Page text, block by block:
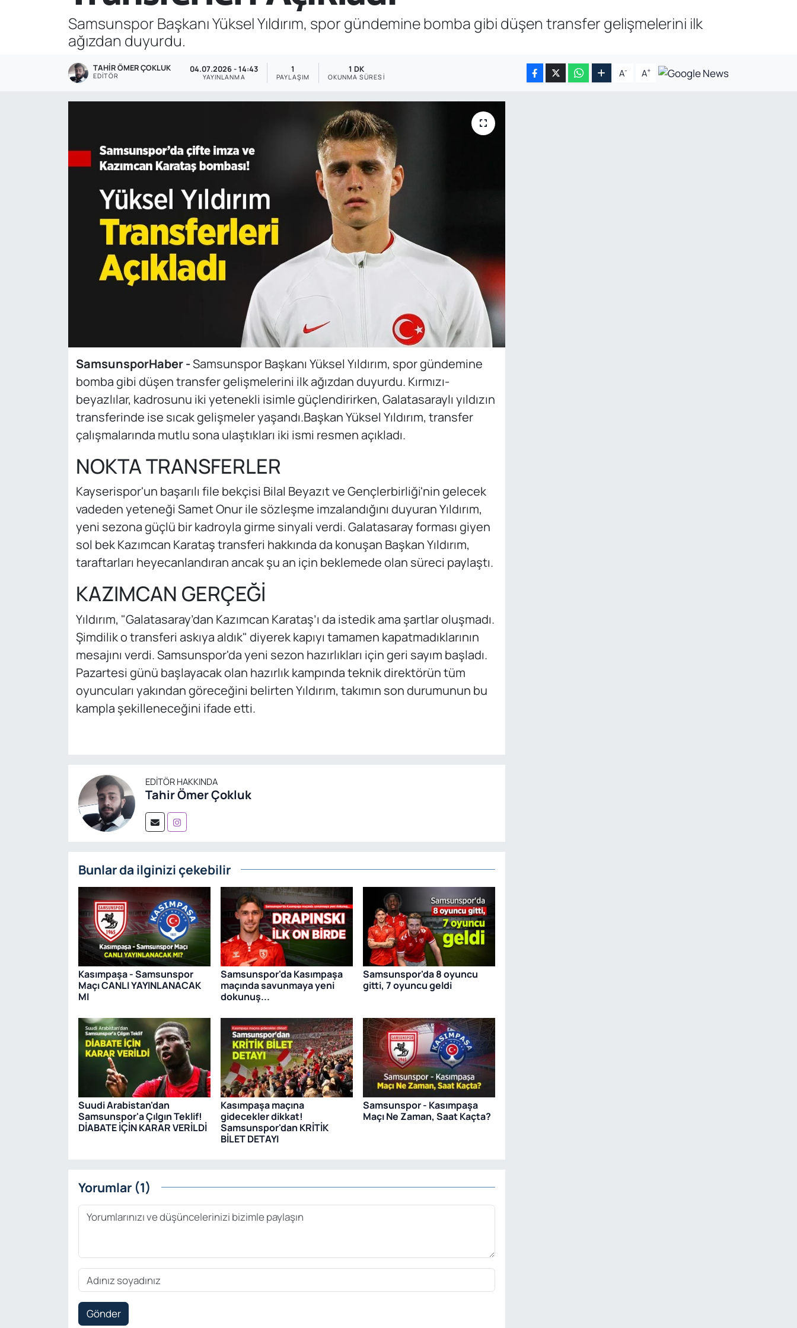
Samsunspor Başkanı Yüksel Yıldırım, spor gündemine bomba gibi düşen transfer gelişmelerini ilk
ağızdan duyurdu.
TAHIR ÖMER ÇOKLUK
EDITÖR
04.07.2026 - 14:43
YAYINLANMA
1
PAYLAŞIM
1 DK
OKUNMA SÜRESI A- A+
SamsunsporHaber -Samsunspor Başkanı Yüksel Yıldırım, spor gündemine
bomba gibi düşen transfer gelişmelerini ilk ağızdan duyurdu. Kırmızı-
beyazlılar, kadrosunu iki yetenekli isimle güçlendirirken, Galatasaraylı yıldızın
transferinde ise sıcak gelişmeler yaşandı.Başkan Yüksel Yıldırım, transfer
çalışmalarında mutlu sona ulaştıkları iki ismi resmen açıkladı.
NOKTA TRANSFERLER
Kayserispor'un başarılı file bekçisi Bilal Beyazıt ve Gençlerbirliği'nin gelecek
vadeden yeteneği Samet Onur ile sözleşme imzalandığını duyuran Yıldırım,
yeni sezona güçlü bir kadroyla girme sinyali verdi. Galatasaray forması giyen
sol bek Kazımcan Karataş transferi hakkında da konuşan Başkan Yıldırım,
taraftarları heyecanlandıran ancak şu an için beklemede olan süreci paylaştı.
KAZIMCAN GERÇEĞİ
Yıldırım, "Galatasaray’dan Kazımcan Karataş’ı da istedik ama şartlar oluşmadı.
Şimdilik o transferi askıya aldık" diyerek kapıyı tamamen kapatmadıklarının
mesajını verdi. Samsunspor'da yeni sezon hazırlıkları için geri sayım başladı.
Pazartesi günü başlayacak olan hazırlık kampında teknik direktörün tüm
oyuncuları yakından göreceğini belirten Yıldırım, takımın son durumunun bu
kampla şekilleneceğini ifade etti.
EDITÖR HAKKINDA
Tahir Ömer Çokluk
Bunlar da ilginizi çekebilir
Kasımpaşa - Samsunspor
Maçı CANLI YAYINLANACAK
MI
Samsunspor'da Kasımpaşa
maçında savunmaya yeni
dokunuş...
Samsunspor'da 8 oyuncu
gitti, 7 oyuncu geldi
Suudi Arabistan'dan
Samsunspor'a Çılgın Teklif!
DİABATE İÇİN KARAR VERİLDİ
Kasımpaşa maçına
gidecekler dikkat!
Samsunspor'dan KRİTİK
BİLET DETAYI
Samsunspor - Kasımpaşa
Maçı Ne Zaman, Saat Kaçta?
Yorumlar (1)
Gönder
Gündem
Özel Haber